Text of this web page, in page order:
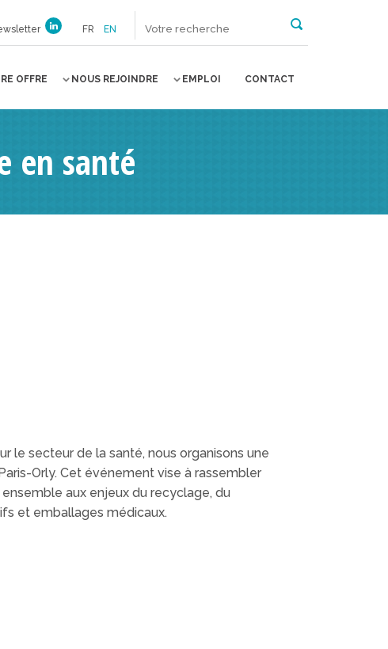
FR EN
OFFRE NOUS REJOINDRE EMPLOI CONTACT
en santé
le secteur de la santé, nous organisons une
Orly. Cet événement vise à rassembler
aux enjeux du recyclage, du
et emballages médicaux.